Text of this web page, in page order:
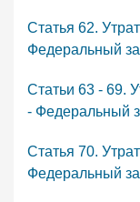
Статья 62.
Федеральный
Статьи 63 - 69.
- Федеральный
Статья 70.
Федеральный